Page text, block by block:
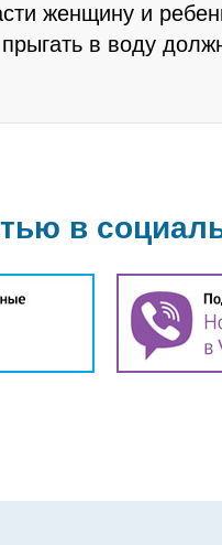
женщину и
в воду
в